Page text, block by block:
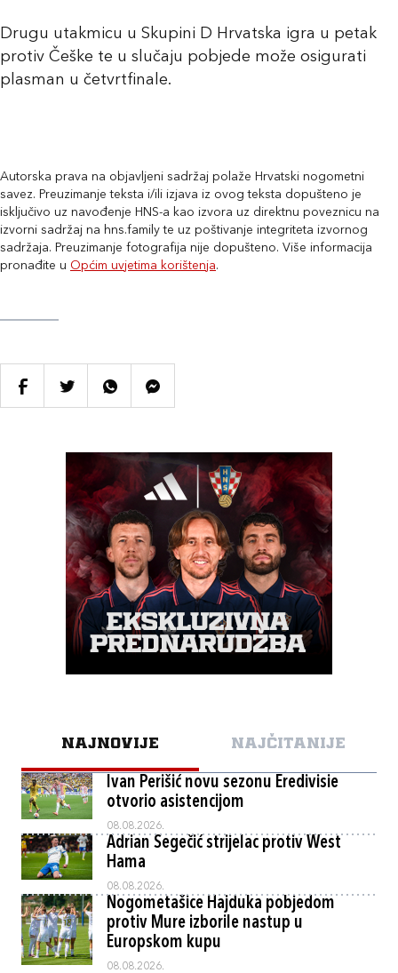
Drugu utakmicu u Skupini D Hrvatska igra u petak
protiv Češke te u slučaju pobjede može osigurati
plasman u četvrtfinale.
Autorska prava na objavljeni sadržaj polaže Hrvatski nogometni
savez. Preuzimanje teksta i/ili izjava iz ovog teksta dopušteno je
isključivo uz navođenje HNS-a kao izvora uz direktnu poveznicu na
izvorni sadržaj na hns.family te uz poštivanje integriteta izvornog
sadržaja. Preuzimanje fotografija nije dopušteno. Više informacija
pronađite u Općim uvjetima korištenja.
NAJNOVIJE NAJČITANIJE
Ivan Perišić novu sezonu Eredivisie
otvorio asistencijom
08.08.2026.
Adrian Segečić strijelac protiv West
Hama
08.08.2026.
Nogometašice Hajduka pobjedom
protiv Mure izborile nastup u
Europskom kupu
08.08.2026.